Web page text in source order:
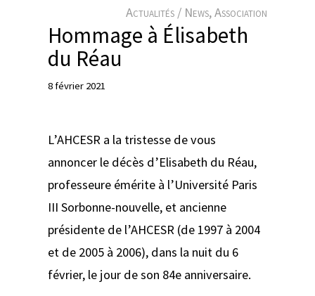
Actualités / News, Association
Hommage à Élisabeth
du Réau
8 février 2021
L’AHCESR a la tristesse de vous
annoncer le décès d’Elisabeth du Réau,
professeure émérite à l’Université Paris
III Sorbonne-nouvelle, et ancienne
présidente de l’AHCESR (de 1997 à 2004
et de 2005 à 2006), dans la nuit du 6
février, le jour de son 84e anniversaire.